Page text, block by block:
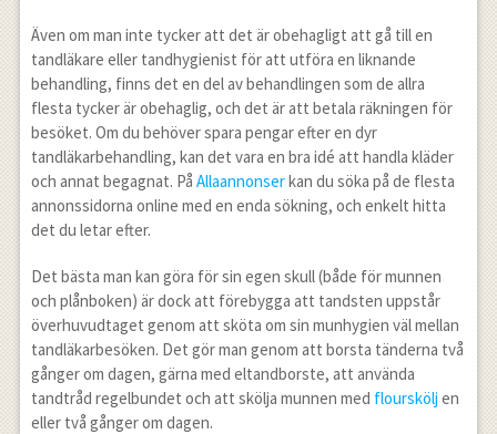
Även om man inte tycker att det är obehagligt att gå till en
tandläkare eller tandhygienist för att utföra en liknande
behandling, finns det en del av behandlingen som de allra
flesta tycker är obehaglig, och det är att betala räkningen för
besöket. Om du behöver spara pengar efter en dyr
tandläkarbehandling, kan det vara en bra idé att handla kläder
och annat begagnat. På Allaannonserkan du söka på de flesta
annonssidorna online med en enda sökning, och enkelt hitta
det du letar efter.
Det bästa man kan göra för sin egen skull (både för munnen
och plånboken) är dock att förebygga att tandsten uppstår
överhuvudtaget genom att sköta om sin munhygien väl mellan
tandläkarbesöken. Det gör man genom att borsta tänderna två
gånger om dagen, gärna med eltandborste, att använda
tandtråd regelbundet och att skölja munnen med flourskölj en
eller två gånger om dagen.